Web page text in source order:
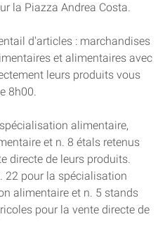
la Piazza Andrea Costa.
d'articles : marchandises
et alimentaires avec
leurs produits vous
8h00.
alimentaire,
et n. 8 étals retenus
directe de leurs produits.
22 pour la spécialisation
alimentaire et n. 5 stands
pour la vente directe de